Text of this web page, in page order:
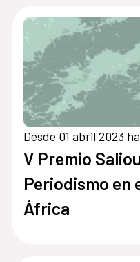
Desde 01 abril 2023
V Premio
Periodismo en
África